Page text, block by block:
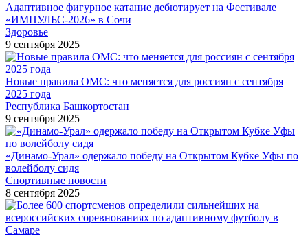
Адаптивное фигурное катание дебютирует на Фестивале
«ИМПУЛЬС-2026» в Сочи
Здоровье
9 сентября 2025
Новые правила ОМС: что меняется для россиян с сентября
2025 года
Республика Башкортостан
9 сентября 2025
«Динамо-Урал» одержало победу на Открытом Кубке Уфы по
волейболу сидя
Спортивные новости
8 сентября 2025